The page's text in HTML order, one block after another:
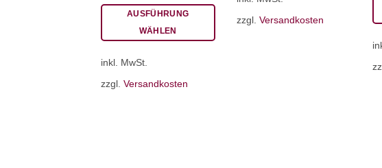
AUSFÜHRUNG
WÄHLEN
Produkt
weist
inkl. MwSt.
zzgl. Versandkosten
zzgl. Versandkosten